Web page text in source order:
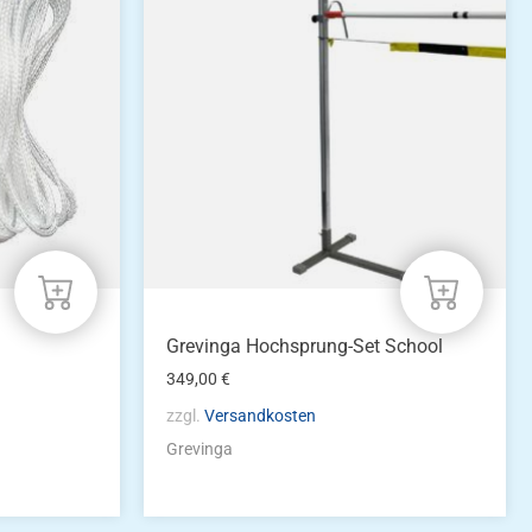
Grevinga Hochsprung-Set School
349,00€
zzgl.Versandkosten
Grevinga